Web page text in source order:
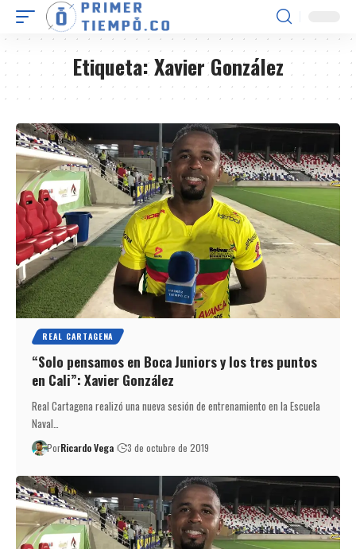
Etiqueta:Xavier González
REAL CARTAGENA
“Solo pensamos en Boca Juniors y los tres puntos
en Cali”: Xavier González
Real Cartagena realizó una nueva sesión de entrenamiento en la Escuela
Naval…
PorRicardo Vega 3 de octubre de 2019